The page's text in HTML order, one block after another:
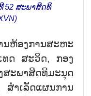
52 ສະພາສິດທິ
ນຫ້ອງການສະຫະ
ທດ ສະວິດ, ກອງ
ະພາສິດທິມະນຸດ
ສຳເລັດແຜນການ